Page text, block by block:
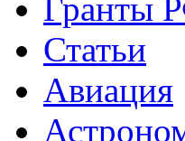
Гранты
Статьи
Авиация